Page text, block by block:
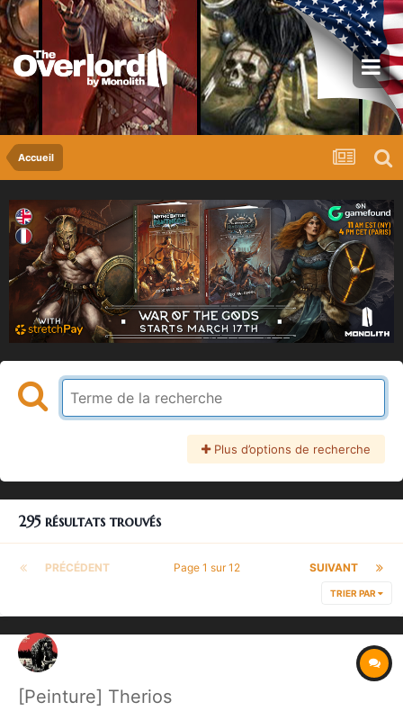
Accueil
Plus d’options de recherche
295 résultats trouvés
PRÉCÉDENT SUIVANT
Page 1 sur 12
TRIER PAR
[Peinture] Therios